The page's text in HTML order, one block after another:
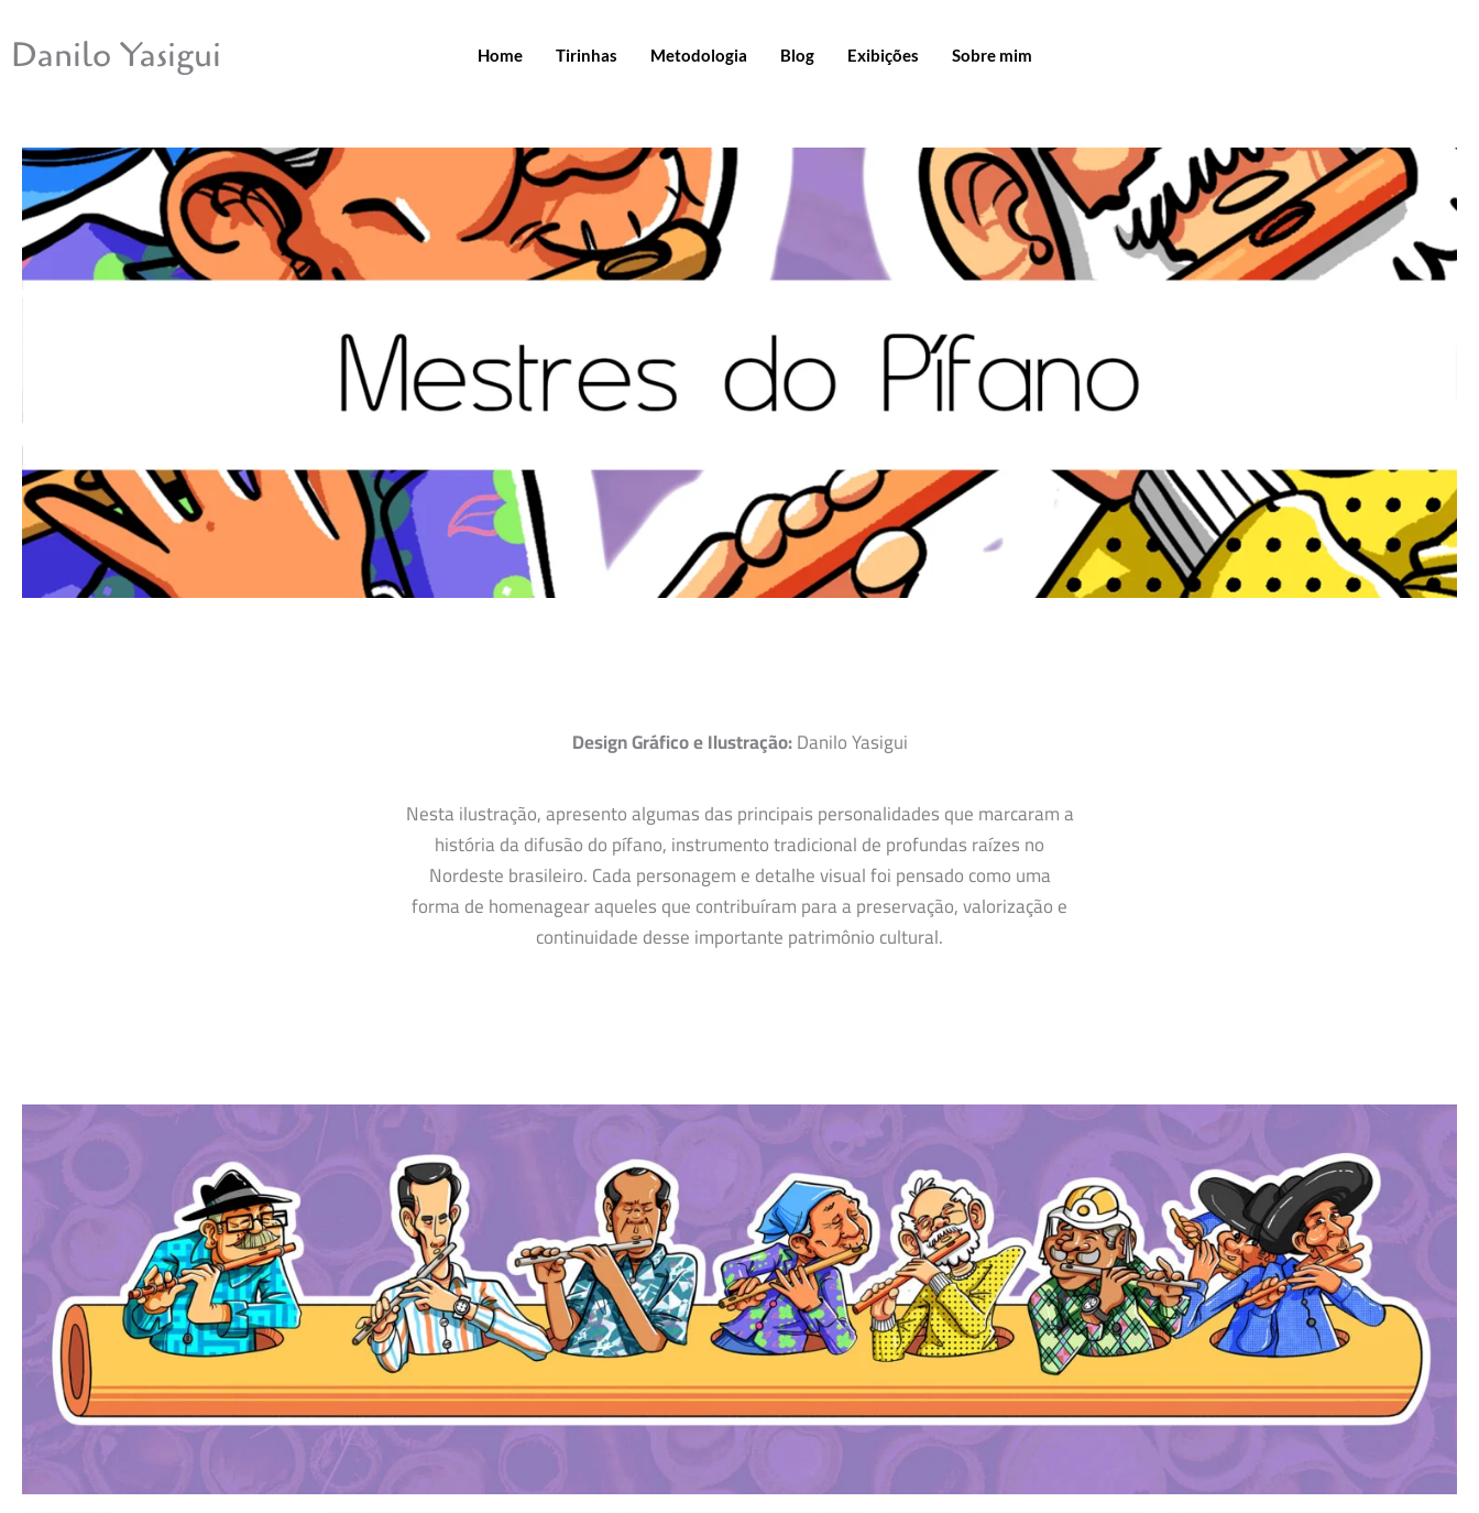
para
Danilo Yasigui Home Tirinhas Metodologia Blog Exibições Sobre mim
Design Gráfico e Ilustração:Danilo Yasigui
Nesta ilustração, apresento algumas das principais personalidades que marcaram a
história da difusão do pífano, instrumento tradicional de profundas raízes no
Nordeste brasileiro. Cada personagem e detalhe visual foi pensado como uma
forma de homenagear aqueles que contribuíram para a preservação, valorização e
continuidade desse importante patrimônio cultural.